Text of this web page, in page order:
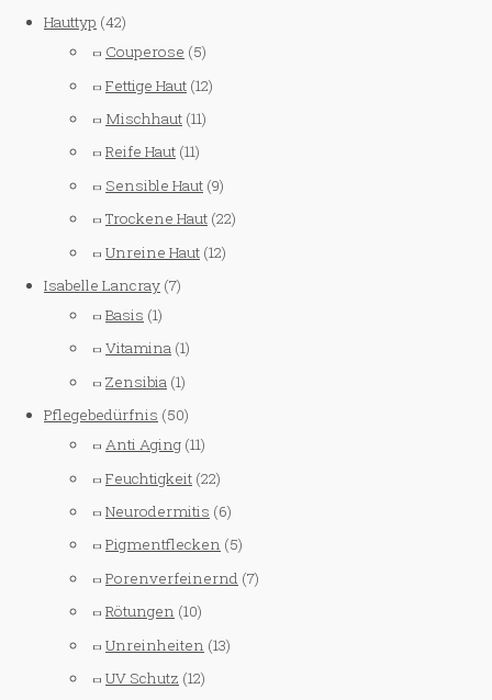
Hauttyp (42)
Couperose (5)
Fettige Haut (12)
Mischhaut (11)
Reife Haut (11)
Sensible Haut (9)
Trockene Haut (22)
Unreine Haut (12)
Isabelle Lancray (7)
Basis (1)
Vitamina (1)
Zensibia (1)
Pflegebedürfnis (50)
Anti Aging (11)
Feuchtigkeit (22)
Neurodermitis (6)
Pigmentflecken (5)
Porenverfeinernd (7)
Rötungen (10)
Unreinheiten (13)
UV Schutz (12)